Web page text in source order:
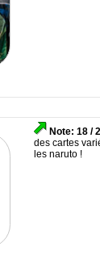
Note: 18 /
des cartes
les naruto !